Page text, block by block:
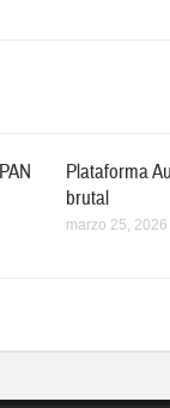
Plataforma
brutal
marzo 25, 2026